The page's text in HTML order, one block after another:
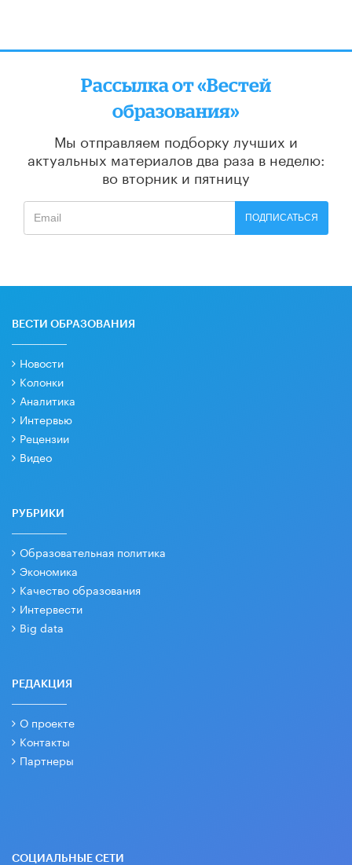
Рассылка от «Вестей
образования»
Мы отправляем подборку лучших и
актуальных материалов два раза в неделю:
во вторник и пятницу
ПОДПИСАТЬСЯ
ВЕСТИ ОБРАЗОВАНИЯ
Новости
Колонки
Аналитика
Интервью
Рецензии
Видео
РУБРИКИ
Образовательная политика
Экономика
Качество образования
Интервести
Big data
РЕДАКЦИЯ
О проекте
Контакты
Партнеры
СОЦИАЛЬНЫЕ СЕТИ